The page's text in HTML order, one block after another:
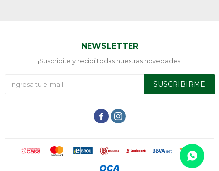
NEWSLETTER
¡Suscribite y recibí todas nuestras novedades!
SUSCRIBIRME
 